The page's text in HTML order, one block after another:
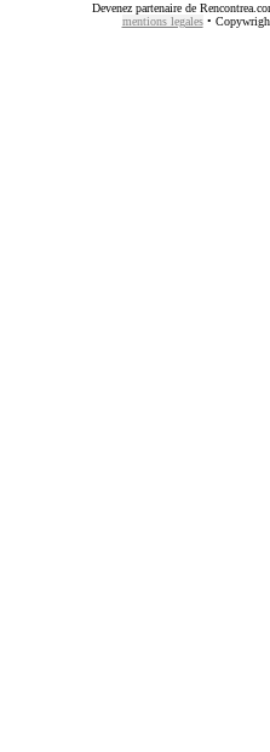
Devenez partenaire de
mentions legales•